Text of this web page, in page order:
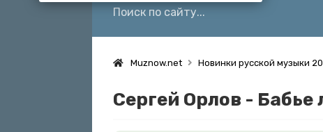
Muznow.net Новинки русской музыки
Сергей Орлов - Бабье